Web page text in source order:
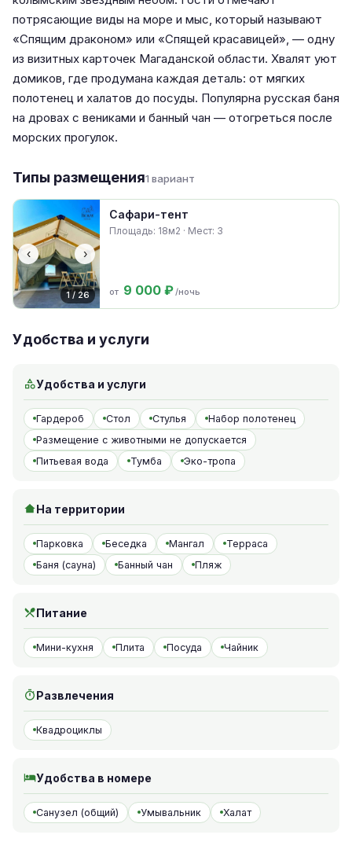
потрясающие виды на море и мыс, который называют
«Спящим драконом» или «Спящей красавицей», — одну
из визитных карточек Магаданской области. Хвалят уют
домиков, где продумана каждая деталь: от мягких
полотенец и халатов до посуды. Популярна русская баня
на дровах с вениками и банный чан — отогреться после
морских прогулок.
Типы размещения1 вариант
‹ ›
1 / 26
Сафари-тент
Площадь: 18м2 · Мест: 3
от 9 000 ₽ /ночь
Удобства и услуги
Удобства и услуги
Гардероб Стол Стулья
Набор полотенец
Размещение с животными не допускается
Питьевая вода
Тумба Эко-тропа
На территории
Парковка Беседка Мангал
Терраса
Баня (сауна)
Банный чан Пляж
Питание
Мини-кухня Плита Посуда Чайник
Развлечения
Квадроциклы
Удобства в номере
Санузел (общий) Умывальник Халат